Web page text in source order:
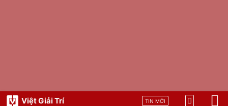
Việt Giải Trí TIN MỚI